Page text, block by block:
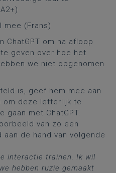
mee (Frans)
ChatGPT om na afloop
geven over hoe het
we niet opgenomen
is, geef hem mee aan
om deze letterlijk te
gaan met ChatGPT.
van zo een
de hand van volgende
interactie trainen. Ik wil
hebben ruzie gemaakt